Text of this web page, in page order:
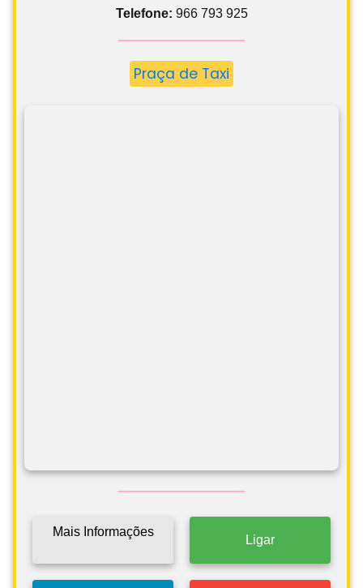
Telefone: 966 793 925
Praça de Taxi
Mais Informações
Ligar